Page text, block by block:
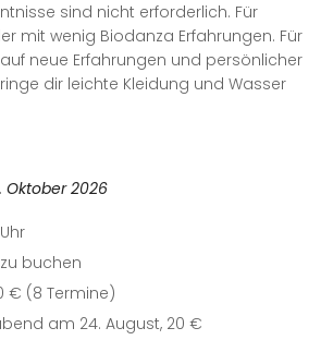
sind nicht erforderlich. Für
mit wenig Biodanza Erfahrungen. Für
neue Erfahrungen und persönlicher
dir leichte Kleidung und Wasser
Oktober 2026
buchen
€ (8 Termine)
am 24. August, 20 €